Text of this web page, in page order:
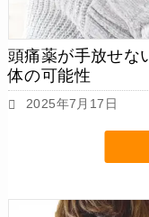
頭痛薬が手放せな
体の可能性
2025年7月17日